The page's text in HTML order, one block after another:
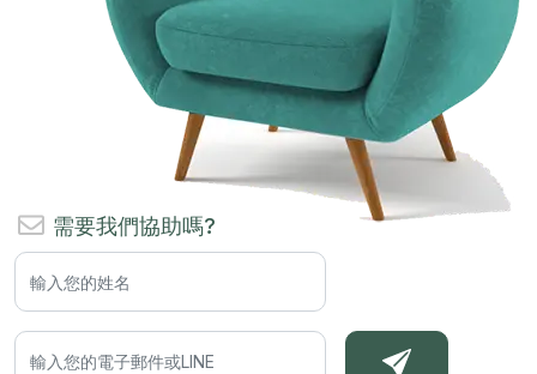
需要我們協助嗎?